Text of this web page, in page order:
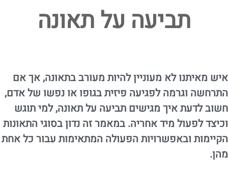
תביעה על תאונה
איש מאיתנו לא מעוניין להיות מעורב בתאונה, אך אם
התרחשה וגרמה לפגיעה פיזית בגופו או נפשו של אדם,
חשוב לדעת איך מגישים תביעה על תאונה, למי תוגש
וכיצד לפעול מיד אחריה. במאמר זה נדון בסוגי התאונות
הקיימות ובאפשרויות הפעולה המתאימות עבור כל אחת
מהן.